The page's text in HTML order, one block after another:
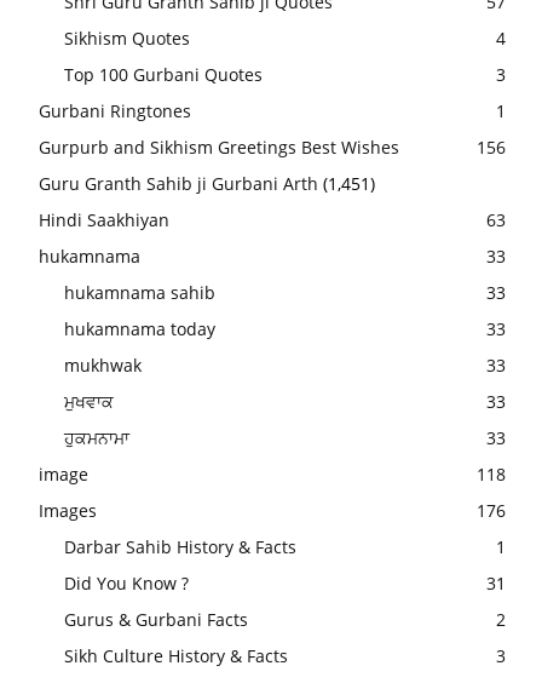
Sikhism Quotes
4
Top 100 Gurbani Quotes
3
Gurbani Ringtones
1
Gurpurb and Sikhism Greetings Best Wishes
156
Guru Granth Sahib ji Gurbani Arth (1,451)
Hindi Saakhiyan
63
hukamnama
33
hukamnama sahib
33
hukamnama today
33
mukhwak
33
ਮੁਖਵਾਕ
33
ਹੁਕਮਨਾਮਾ
33
image
118
Images
176
Darbar Sahib History & Facts
1
Did You Know ?
31
Gurus & Gurbani Facts
2
Sikh Culture History & Facts
3